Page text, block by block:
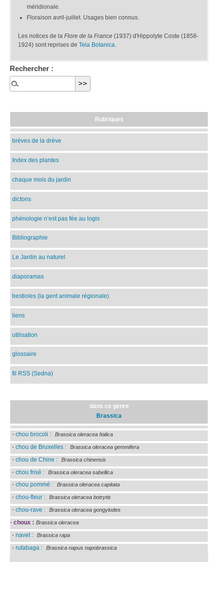
méridionale.
Floraison avril-juillet. Usages bien connus.
Les notices de laFlore de la France (1937) d'Hippolyte Coste (1858-
1924) sont reprises deTela Botanica.
Rechercher :
Rubriques
brèves de la drève
Index des plantes
chaque mois du jardin
dictons
phénologie n’est pas fée au logis
Bibliographie
Le Jardin au naturel
diaporamas
bestioles (la gent animale régionale)
liens
utilisation
glossaire
fil RSS (Sedna)
dans ce genre
Brassica
· chou brocoli : Brassica oleracea Italica
· chou de Bruxelles : Brassica oleracea gemmifera
· chou de Chine : Brassica chinensis
· chou frisé : Brassica oleracea sabellica
· chou pommé : Brassica oleracea capitata
· chou-fleur : Brassica oleracea botrytis
· chou-rave : Brassica oleracea gongylodes
· choux : Brassica oleracea
· navet : Brassica rapa
· rutabaga : Brassica napus napobrassica